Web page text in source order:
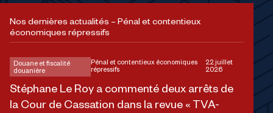
Nos dernières actualités – Pénal et contentieux
économiques répressifs
Stéphane Le Roy a commenté deux arrêts de
la Cour de Cassation dans la revue « TVA-
Douane et fiscalité
douanière
Pénal et contentieux économiques
répressifs
22 juillet
2026